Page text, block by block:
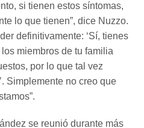
si tienen estos síntomas,
lo que tienen”, dice Nuzzo.
definitivamente: ‘Sí, tienes
miembros de tu familia
por lo que tal vez
Simplemente no creo que
se reunió durante más